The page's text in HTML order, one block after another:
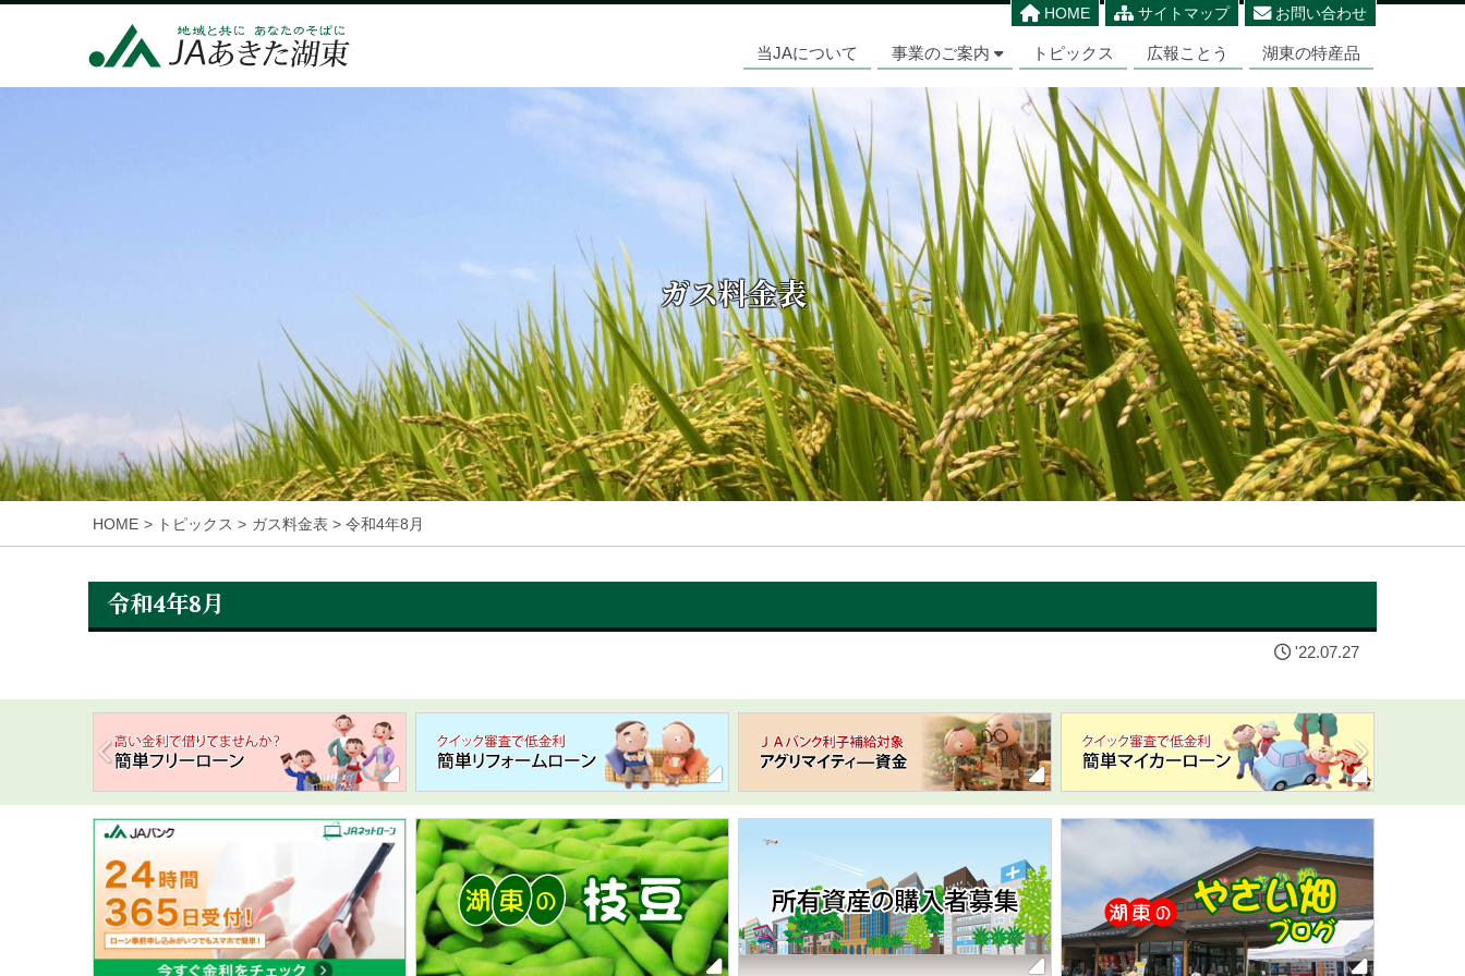
HOME サイトマップ お問い合わせ
当JAについて 事業のご案内 トピックス 広報ことう 湖東の特産品
ガス料金表
HOME トピックス ガス料金表 令和4年8月
令和4年8月
'22.07.27